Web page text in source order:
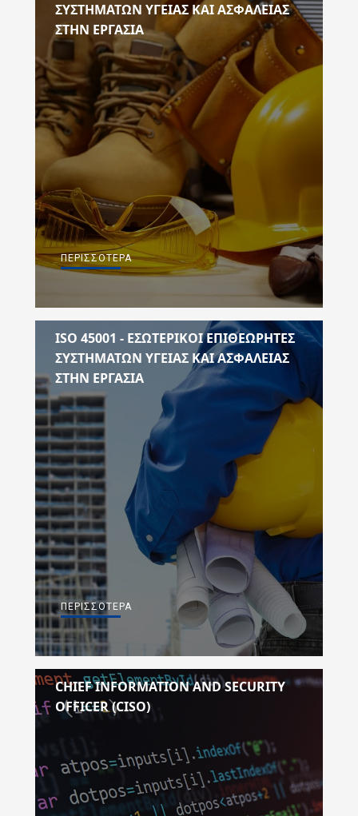
ΣΥΣΤΗΜΑΤΩΝ ΥΓΕΙΑΣ ΚΑΙ ΑΣΦΑΛΕΙΑΣ
ΣΤΗΝ ΕΡΓΑΣΙΑ
ΠΕΡΙΣΣΌΤΕΡΑ
ISO 45001 - ΕΣΩΤΕΡΙΚΟΙ ΕΠΙΘΕΩΡΗΤΕΣ
ΣΥΣΤΗΜΑΤΩΝ ΥΓΕΙΑΣ ΚΑΙ ΑΣΦΑΛΕΙΑΣ
ΣΤΗΝ ΕΡΓΑΣΙΑ
ΠΕΡΙΣΣΌΤΕΡΑ
CHIEF INFORMATION AND SECURITY
OFFICER (CISO)